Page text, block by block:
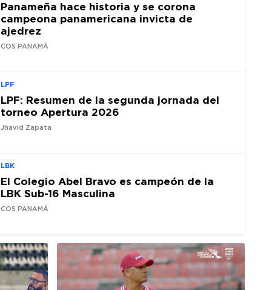
Panameña hace historia y se corona
campeona panamericana invicta de
ajedrez
COS PANAMÁ
LPF
LPF: Resumen de la segunda jornada del
torneo Apertura 2026
Jhavid Zapata
LBK
El Colegio Abel Bravo es campeón de la
LBK Sub-16 Masculina
COS PANAMÁ